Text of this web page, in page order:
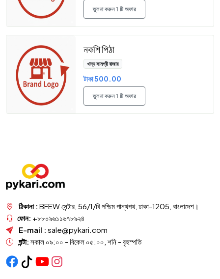
তুলনা করুন 1 টি অফার
নকশি পিঠা
খাদ্য সামগ্রী বাজার
টাকা 500.00
তুলনা করুন 1 টি অফার
ঠিকানা : BFEW সেন্টার, 56/1/বি পশ্চিম পান্থপথ, ঢাকা-1205, বাংলাদেশ।
ফোন: +৮৮০৯৬১১৬৭৮৯২৪
E-mail : sale@pykari.com
ঘন্টা: সকাল ০৯:০০ - বিকেল ০৫:০০, শনি - বৃহস্পতি